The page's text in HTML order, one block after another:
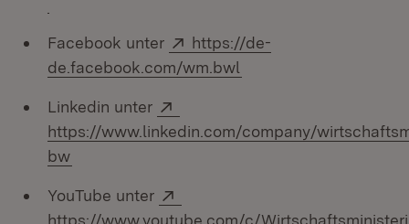
Facebook unter Extern:
https://de-
de.facebook.com/wm.bwl
Linkedin unter
https://www.linkedin.com/company/
bw
YouTube unter
https://www.youtube.com/c/